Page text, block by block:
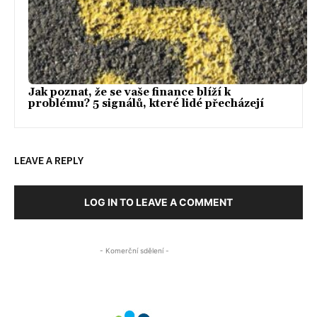
Jak poznat, že se vaše finance blíží k
problému? 5 signálů, které lidé přecházejí
LEAVE A REPLY
LOG IN TO LEAVE A COMMENT
- Komerční sdělení -